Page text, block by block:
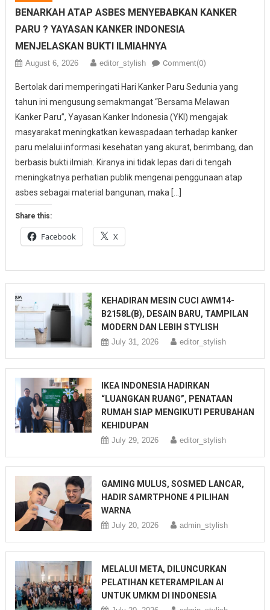
BENARKAH ATAP ASBES MENYEBABKAN KANKER
PARU ? YAYASAN KANKER INDONESIA
MENJELASKAN BUKTI ILMIAHNYA
August 6, 2026 editor_stylish Comment(0)
Bertolak dari memperingati Hari Kanker Paru Sedunia yang
tahun ini mengusung semakmangat “Bersama Melawan
Kanker Paru”, Yayasan Kanker Indonesia (YKI) mengajak
masyarakat meningkatkan kewaspadaan terhadap kanker
paru melalui informasi kesehatan yang akurat, berimbang, dan
berbasis bukti ilmiah. Kiranya ini tidak lepas dari di tengah
meningkatnya perhatian publik mengenai penggunaan atap
asbes sebagai material bangunan, maka […]
Share this:
Facebook X
KEHADIRAN MESIN CUCI AWM14-
B2158L(B), DESAIN BARU, TAMPILAN
MODERN DAN LEBIH STYLISH
July 31, 2026 editor_stylish
IKEA INDONESIA HADIRKAN
“LUANGKAN RUANG”, PENATAAN
RUMAH SIAP MENGIKUTI PERUBAHAN
KEHIDUPAN
July 29, 2026 editor_stylish
GAMING MULUS, SOSMED LANCAR,
HADIR SAMRTPHONE 4 PILIHAN
WARNA
July 20, 2026 admin_stylish
MELALUI META, DILUNCURKAN
PELATIHAN KETERAMPILAN AI
UNTUK UMKM DI INDONESIA